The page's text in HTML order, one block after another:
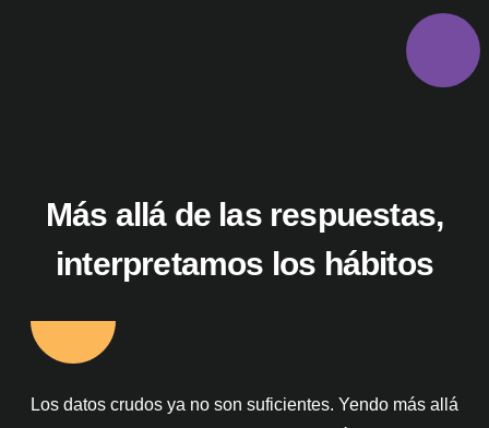
Más allá de las respuestas,
interpretamos los hábitos
Los datos crudos ya no son suficientes. Yendo más allá